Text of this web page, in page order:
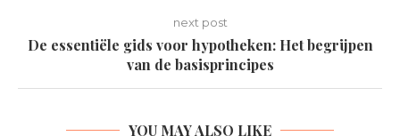
next post
De essentiële gids voor hypotheken: Het begrijpen
van de basisprincipes
YOU MAY ALSO LIKE